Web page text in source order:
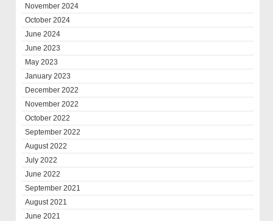
November 2024
October 2024
June 2024
June 2023
May 2023
January 2023
December 2022
November 2022
October 2022
September 2022
August 2022
July 2022
June 2022
September 2021
August 2021
June 2021